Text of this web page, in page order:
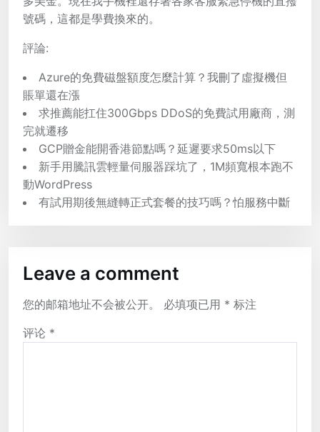
號碼，這都是學費換來的。
評論:
Azure的免費磁盤額度怎麼計算？我刪了虛擬機但
賬單還在漲
求推薦能扛住300Gbps DDoS的免費試用廠商，測
完就遷移
GCP贈金能開香港節點嗎？延遲要求50ms以下
新手用騰訊雲輕量伺服器踩坑了，1M頻寬根本跑不
動WordPress
有試用期後無縫轉正式套餐的技巧嗎？怕服務中斷
Leave a comment
您的邮箱地址不会被公开。 必填项已用 * 标注
评论 *